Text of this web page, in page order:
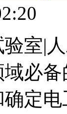
室|
必
定